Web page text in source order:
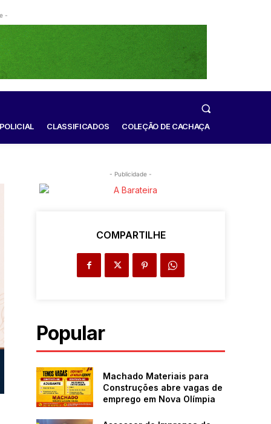
-
POLICIAL CLASSIFICADOS COLEÇÃO DE CACHAÇA
- Publicidade -
COMPARTILHE
Popular
Machado Materiais para
Construções abre vagas de
emprego em Nova Olímpia